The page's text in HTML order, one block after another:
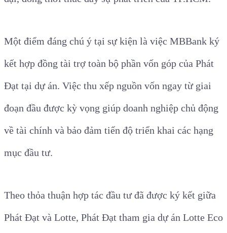
Một điểm đáng chú ý tại sự kiện là việc MBBank ký
kết hợp đồng tài trợ toàn bộ phần vốn góp của Phát
Đạt tại dự án. Việc thu xếp nguồn vốn ngay từ giai
đoạn đầu được kỳ vọng giúp doanh nghiệp chủ động
về tài chính và bảo đảm tiến độ triển khai các hạng
mục đầu tư.
Theo thỏa thuận hợp tác đầu tư đã được ký kết giữa
Phát Đạt và Lotte, Phát Đạt tham gia dự án Lotte Eco